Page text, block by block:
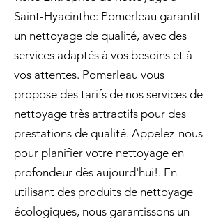
Saint-Hyacinthe: Pomerleau garantit
un nettoyage de qualité, avec des
services adaptés à vos besoins et à
vos attentes. Pomerleau vous
propose des tarifs de nos services de
nettoyage très attractifs pour des
prestations de qualité. Appelez-nous
pour planifier votre nettoyage en
profondeur dès aujourd'hui!. En
utilisant des produits de nettoyage
écologiques, nous garantissons un